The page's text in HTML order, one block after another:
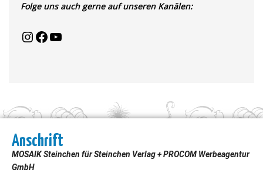
Folge uns auch gerne auf unseren Kanälen:
Anschrift
MOSAIK Steinchen für Steinchen Verlag + PROCOM Werbeagentur
GmbH